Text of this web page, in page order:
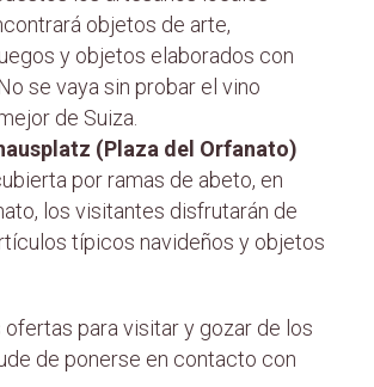
objetos de arte,
y objetos elaborados con
se vaya sin probar el vino
de Suiza.
(Plaza del Orfanato)
por ramas de abeto, en
los visitantes disfrutarán de
típicos navideños y objetos
para visitar y gozar de los
de ponerse en contacto con